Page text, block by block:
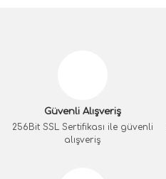
Güvenli Alışveriş
256Bit SSL Sertifikası ile güvenli
alışveriş